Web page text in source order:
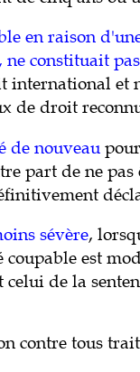
en raison
ne constituait
international et
de droit
de nouveaupour
part de ne
sévère,
est
de la
contre tous